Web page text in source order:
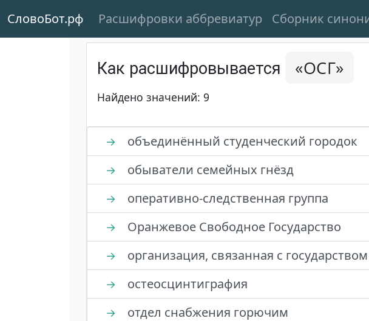
СловоБот.рф Расшифровки аббревиатур Сборник
Как расшифровывается «ОСГ»
Найдено значений: 9
→ объединённый студенческий городок
→ обыватели семейных гнёзд
→ оперативно-следственная группа
→ Оранжевое Свободное Государство
→ организация, связанная с государством
→ остеосцинтиграфия
→ отдел снабжения горючим